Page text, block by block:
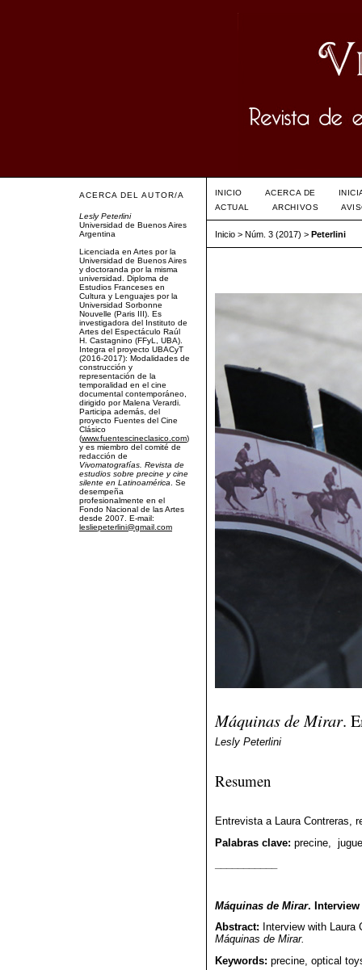
ACERCA DEL AUTOR/A
Lesly Peterlini
Universidad de Buenos Aires
Argentina
Licenciada en Artes por la
Universidad de Buenos Aires
y doctoranda por la misma
universidad. Diploma de
Estudios Franceses en
Cultura y Lenguajes por la
Universidad Sorbonne
Nouvelle (Paris III). Es
investigadora del Instituto de
Artes del Espectáculo Raúl
H. Castagnino (FFyL, UBA).
Integra el proyecto UBACyT
(2016-2017): Modalidades de
construcción y
representación de la
temporalidad en el cine
documental contemporáneo,
dirigido por Malena Verardi.
Participa además, del
proyecto Fuentes del Cine
Clásico
(www.fuentescineclasico.com)
y es miembro del comité de
redacción de
Vivomatografías. Revista de
estudios sobre precine y cine
silente en Latinoamérica . Se
desempeña
profesionalmente en el
Fondo Nacional de las Artes
desde 2007. E-mail:
lesliepeterlini@gmail.com
INICIO ACERCA DE
ACTUAL
ARCHIVOS
Inicio> Núm. 3 (2017) > Peterlini
Máquinas de Mirar.
Lesly Peterlini
Resumen
Entrevista a Laura Contreras,
Palabras clave: precine,
Máquinas de Mirar. Interview
Abstract: Interview with
Máquinas de Mirar.
Keywords: precine, optical